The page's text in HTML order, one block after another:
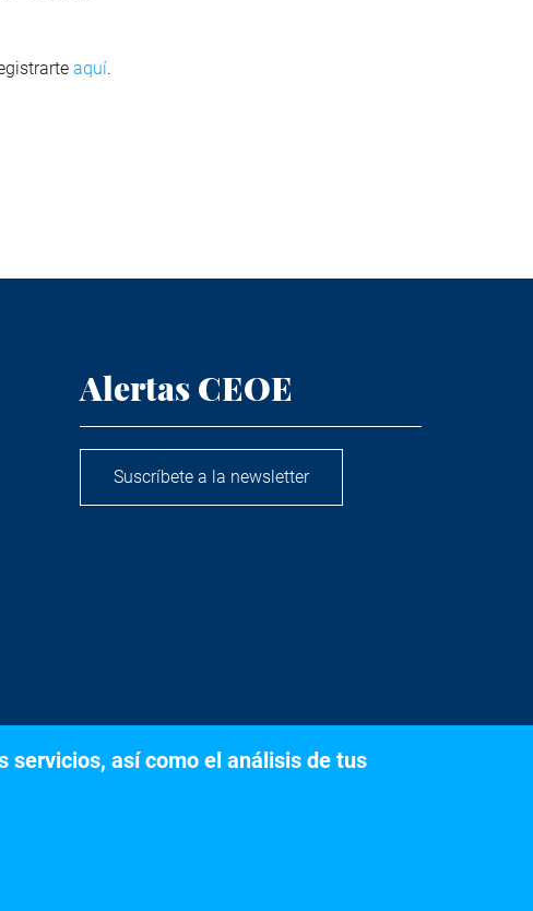
aquí.
Alertas CEOE
Suscríbete a la newsletter
servicios, así como el análisis de tus